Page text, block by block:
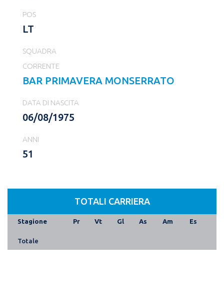
POS
LT
SQUADRA
CORRENTE
BAR PRIMAVERA MONSERRATO
DATA DI NASCITA
06/08/1975
ANNI
51
TOTALI CARRIERA
Stagione Pr Vt Gl As Am Es
Totale